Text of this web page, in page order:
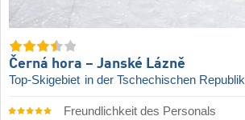
Černá hora – Janské Lázně
Top-Skigebiet in der Tschechischen Republik
Freundlichkeit des Personals